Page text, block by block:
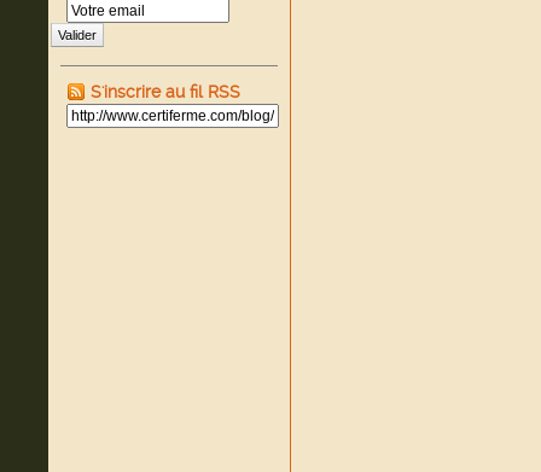
Valider
S'inscrire au fil RSS